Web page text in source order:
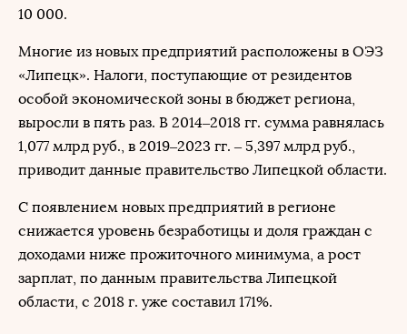
10 000.
Многие из новых предприятий расположены в ОЭЗ
«Липецк». Налоги, поступающие от резидентов
особой экономической зоны в бюджет региона,
выросли в пять раз. В 2014–2018 гг. сумма равнялась
1,077 млрд руб., в 2019–2023 гг. – 5,397 млрд руб.,
приводит данные правительство Липецкой области.
С появлением новых предприятий в регионе
снижается уровень безработицы и доля граждан с
доходами ниже прожиточного минимума, а рост
зарплат, по данным правительства Липецкой
области, с 2018 г. уже составил 171%.